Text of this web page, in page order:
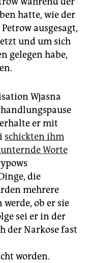
hatte, wie der
ausgesagt,
und um sich
gelegen habe,
Wjasna
er mit
schickten ihm
Worte
die
mehrere
ob er sie
sei er in der
der Narkose fast
worden.